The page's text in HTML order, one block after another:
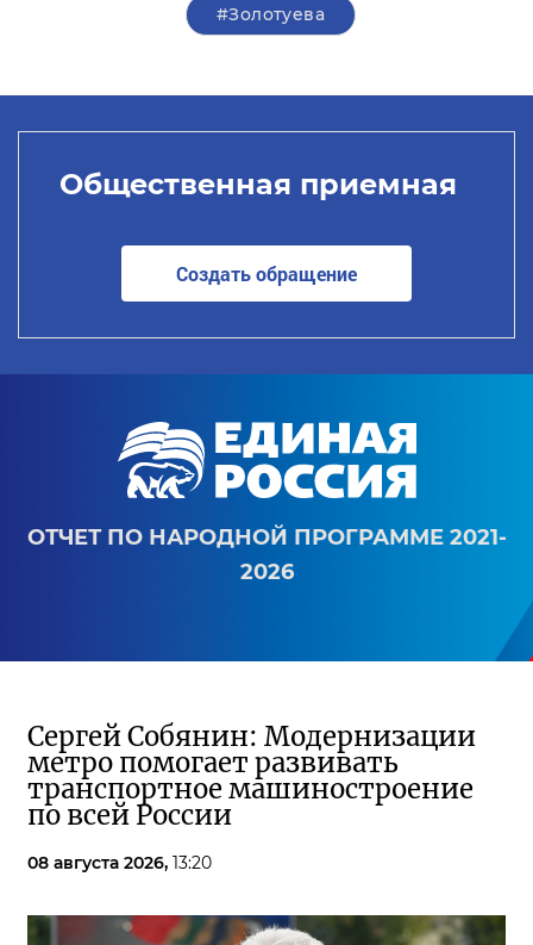
#Золотуева
Общественная приемная
Создать обращение
ОТЧЕТ ПО НАРОДНОЙ ПРОГРАММЕ 2021-
2026
Сергей Собянин: Модернизации
метро помогает развивать
транспортное машиностроение
по всей России
08 августа 2026, 13:20